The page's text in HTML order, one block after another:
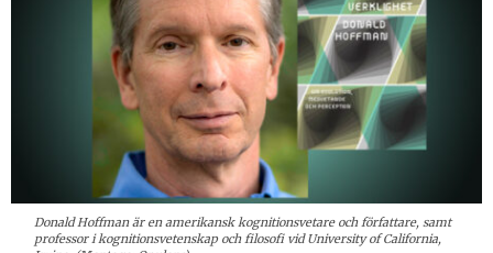
Donald Hoffman är en amerikansk kognitionsvetare och författare, samt
professor i kognitionsvetenskap och filosofi vid University of California,